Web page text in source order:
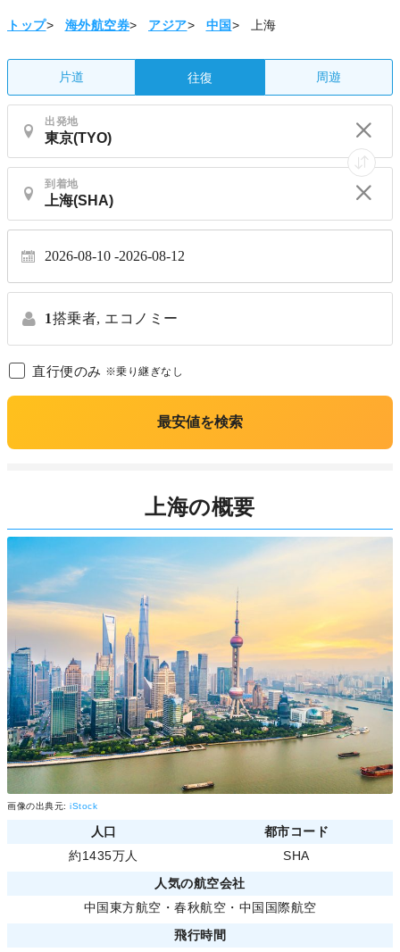
トップ> 海外航空券> アジア> 中国> 上海
片道 往復 周遊
出発地
到着地
2026-08-10 2026-08-12
1搭乗者, エコノミー
直行便のみ ※乗り継ぎなし
最安値を検索
上海の概要
画像の出典元: iStock
人口
都市コード
約1435万人
SHA
人気の航空会社
中国東方航空 ・ 春秋航空 ・ 中国国際航空
飛行時間